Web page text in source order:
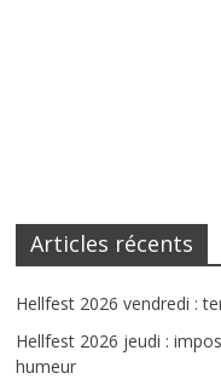
Articles récents
Hellfest 2026 vendredi :
Hellfest 2026 jeudi :
humeur